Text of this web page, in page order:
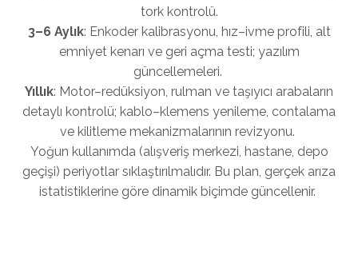
tork kontrolü.
3–6 Aylık: Enkoder kalibrasyonu, hız–ivme profili, alt
emniyet kenarı ve geri açma testi; yazılım
güncellemeleri.
Yıllık: Motor–redüksiyon, rulman ve taşıyıcı arabaların
detaylı kontrolü; kablo–klemens yenileme, contalama
ve kilitleme mekanizmalarının revizyonu.
Yoğun kullanımda (alışveriş merkezi, hastane, depo
geçişi) periyotlar sıklaştırılmalıdır. Bu plan, gerçek arıza
istatistiklerine göre dinamik biçimde güncellenir.